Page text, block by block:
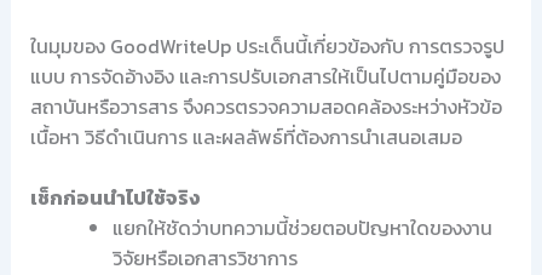
ในมุมของ GoodWriteUp ประเด็นนี้เกี่ยวข้องกับ การตรวจรูป
แบบ การจัดอ้างอิง และการปรับเอกสารให้เป็นไปตามคู่มือของ
สถาบันหรือวารสาร จึงควรตรวจความสอดคล้องระหว่างหัวข้อ
เนื้อหา วิธีดำเนินการ และผลลัพธ์ที่ต้องการนำเสนอเสมอ
เช็กก่อนนำไปใช้จริง
แยกให้ชัดว่าบทความนี้ช่วยตอบปัญหาใดของงาน
วิจัยหรือเอกสารวิชาการ